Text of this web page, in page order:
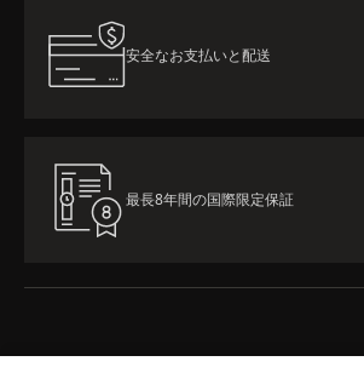
安全なお支払いと配送
最長8年間の国際限定保証